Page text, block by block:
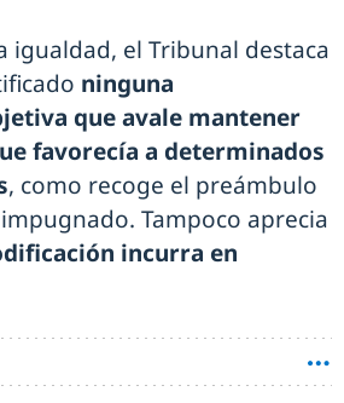
igualdad, el Tribunal destaca
ninguna
que avale mantener
favorecía a determinados
, como recoge el preámbulo
Tampoco aprecia
incurra en